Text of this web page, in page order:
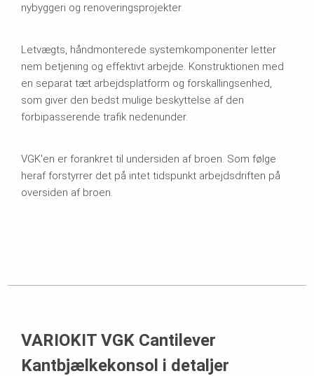
nybyggeri og renoveringsprojekter.
Letvægts, håndmonterede systemkomponenter letter
nem betjening og effektivt arbejde. Konstruktionen med
en separat tæt arbejdsplatform og forskallingsenhed,
som giver den bedst mulige beskyttelse af den
forbipasserende trafik nedenunder.
VGK'en er forankret til undersiden af ​​broen. Som følge
heraf forstyrrer det på intet tidspunkt arbejdsdriften på
oversiden af ​​broen.
VARIOKIT VGK Cantilever
Kantbjælkekonsol i detaljer